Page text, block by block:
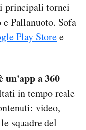
principali tornei
Pallanuoto. Sofa
Play Storee
un'app a 360
in tempo reale
video,
squadre del